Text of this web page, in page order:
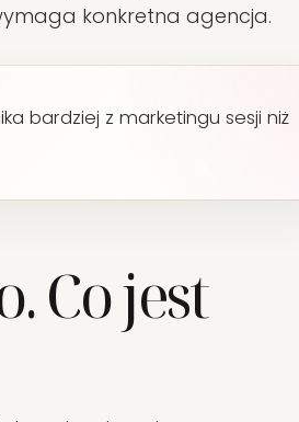
konkretna agencja.
bardziej z marketingu sesji niż
Co jest